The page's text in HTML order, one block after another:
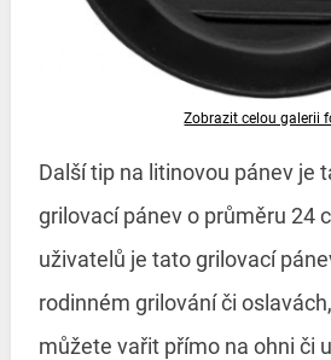
Zobrazit celou galerii
Další tip na litinovou pánev je
grilovací pánev o průměru 24
uživatelů je tato grilovací
rodinném grilování či
můžete vařit přímo na ohni či